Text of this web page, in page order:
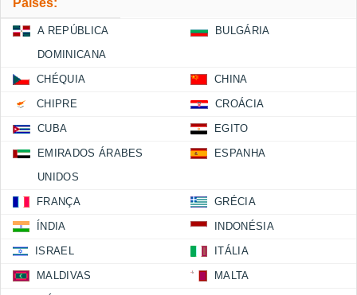
Países:
A REPÚBLICA
DOMINICANA
BULGÁRIA
CHÉQUIA CHINA
CHIPRE CROÁCIA
CUBA EGITO
EMIRADOS ÁRABES
UNIDOS
ESPANHA
FRANÇA GRÉCIA
ÍNDIA INDONÉSIA
ISRAEL ITÁLIA
MALDIVAS MALTA